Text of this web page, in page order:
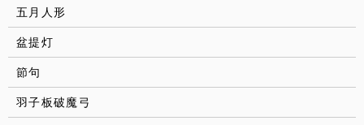
五月人形
盆提灯
節句
羽子板破魔弓